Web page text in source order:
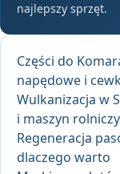
najlepszy sprzęt.
Części do
napędowe i
Wulkanizacja w
i maszyn
Regeneracja
dlaczego warto